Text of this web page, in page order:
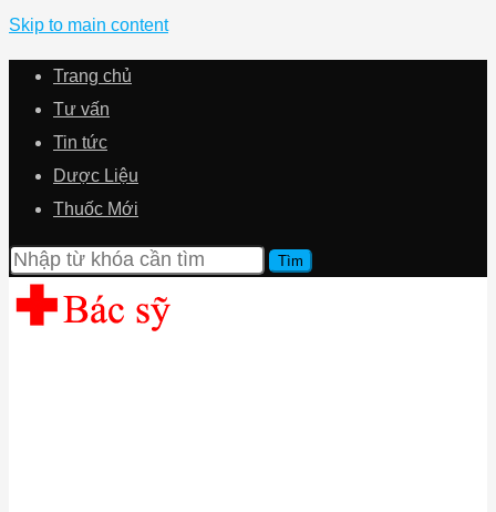
Skip to main content
Trang chủ
Tư vấn
Tin tức
Dược Liệu
Thuốc Mới